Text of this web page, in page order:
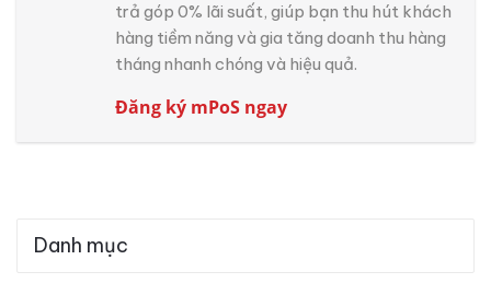
trả góp 0% lãi suất, giúp bạn thu hút khách
hàng tiềm năng và gia tăng doanh thu hàng
tháng nhanh chóng và hiệu quả.
Đăng ký mPoS ngay
Danh mục